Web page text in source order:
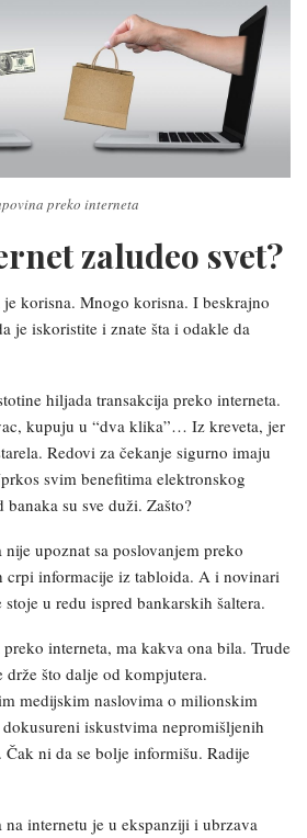
preko interneta
zaludeo svet?
korisna. Mnogo korisna. I beskrajno
je iskoristite i znate šta i odakle da
hiljada transakcija preko interneta.
kupuju u “dva klika”… Iz kreveta, jer
Redovi za čekanje sigurno imaju
svim benefitima elektronskog
su sve duži. Zašto?
upoznat sa poslovanjem preko
crpi informacije iz tabloida. A i novinari
u redu ispred bankarskih šaltera.
interneta, ma kakva ona bila. Trude
drže što dalje od kompjutera.
medijskim naslovima o milionskim
iskustvima nepromišljenih
ni da se bolje informišu. Radije
na internetu je u ekspanziji i ubrzava